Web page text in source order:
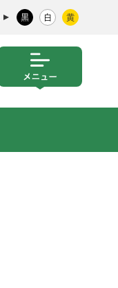
黒 白 黄